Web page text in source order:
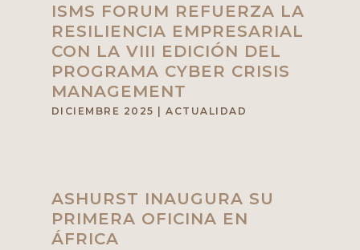
ISMS FORUM REFUERZA LA
RESILIENCIA EMPRESARIAL
CON LA VIII EDICIÓN DEL
PROGRAMA CYBER CRISIS
MANAGEMENT
DICIEMBRE 2025 |ACTUALIDAD
ASHURST INAUGURA SU
PRIMERA OFICINA EN
ÁFRICA